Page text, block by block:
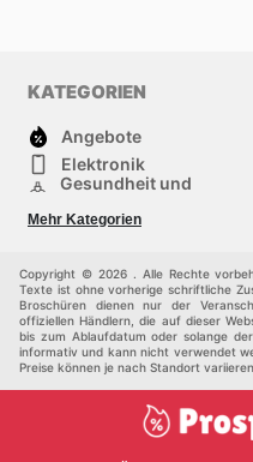
KATEGORIEN
Angebote
Elektronik
Gesundheit und
Sportartikel und
Sportbekleidung
Einkaufzentren
Mehr Kategorien
Copyright © 2026 . Alle Rechte
Texte ist ohne vorherige schriftliche
Broschüren dienen nur der
offiziellen Händlern, die auf dieser
bis zum Ablaufdatum oder solange
informativ und kann nicht verwendet
Preise können je nach Standort